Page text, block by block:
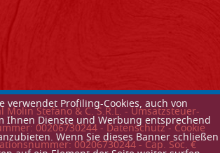
verwendet Profiling-Cookies, auch von
Ihnen Dienste und Werbung entsprechend
Wenn Sie dieses Banner schließen
Molin Stefano & C. S.R.L. - Umsatzsteuer-
00206730244 -Datenschutz-Cookie
00206730244 - Cap. Soc. €